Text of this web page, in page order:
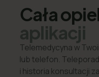
Cała
aplikacji
Telemedycyna w
lub telefon.
i historia konsultacji